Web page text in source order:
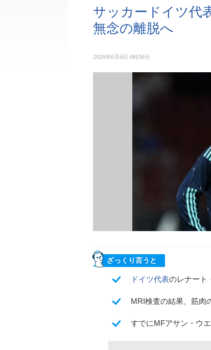
サッカードイツ代
無念の離脱へ
2026年6月6日 6時36分
ざっくり言うと
ドイツ代表のレナート
MRI検査の結果、筋肉
すでにMFアサン・ウ